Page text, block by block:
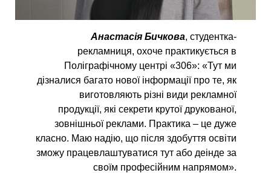
Анастасія Бичкова, студентка-
рекламниця, охоче практикується в
Поліграфічному центрі «306»: «Тут ми
дізналися багато нової інформації про те, як
виготовляють різні види рекламної
продукції, які секрети крутої друкованої,
зовнішньої реклами. Практика – це дуже
класно. Маю надію, що після здобуття освіти
зможу працевлаштуватися тут або деінде за
своїм професійним напрямом».